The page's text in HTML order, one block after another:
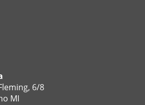
6/8
MI